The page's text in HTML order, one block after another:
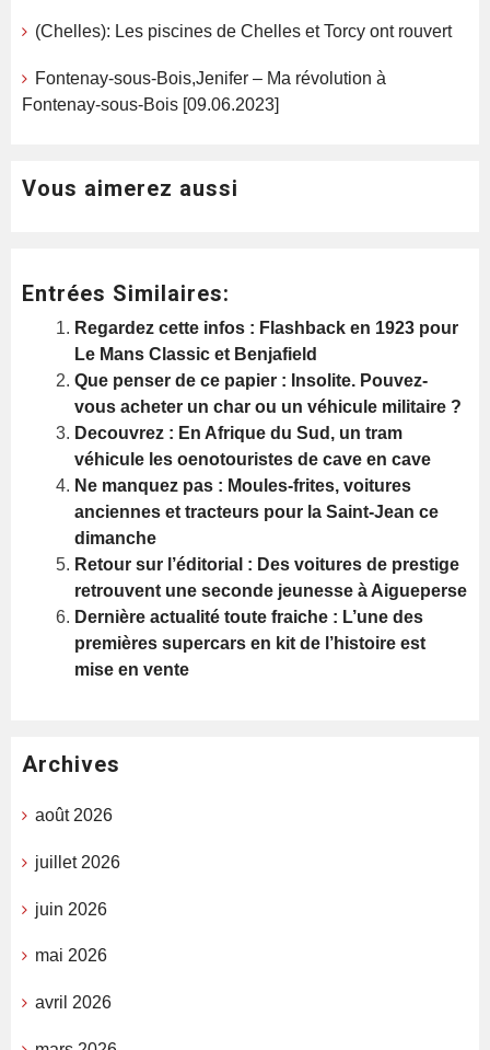
(Chelles): Les piscines de Chelles et Torcy ont rouvert
Fontenay-sous-Bois,Jenifer – Ma révolution à
Fontenay-sous-Bois [09.06.2023]
Vous aimerez aussi
Entrées Similaires:
Regardez cette infos : Flashback en 1923 pour
Le Mans Classic et Benjafield
Que penser de ce papier : Insolite. Pouvez-
vous acheter un char ou un véhicule militaire ?
Decouvrez : En Afrique du Sud, un tram
véhicule les oenotouristes de cave en cave
Ne manquez pas : Moules-frites, voitures
anciennes et tracteurs pour la Saint-Jean ce
dimanche
Retour sur l’éditorial : Des voitures de prestige
retrouvent une seconde jeunesse à Aigueperse
Dernière actualité toute fraiche : L’une des
premières supercars en kit de l’histoire est
mise en vente
Archives
août 2026
juillet 2026
juin 2026
mai 2026
avril 2026